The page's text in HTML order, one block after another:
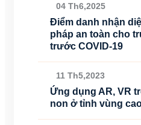
04 Th6,2025
Điểm danh nhận
pháp an toàn cho
trước COVID-19
11 Th5,2023
Ứng dụng AR, VR
non ở tỉnh vùng